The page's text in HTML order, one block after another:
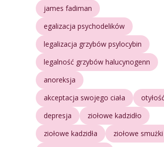
james fadiman
egalizacja psychodelików
legalizacja grzybów psylocybin
legalność grzybów halucynogenn
anoreksja
akceptacja swojego ciała
otyłość
depresja
ziołowe kadzidło
ziołowe kadzidła
ziołowe smużki